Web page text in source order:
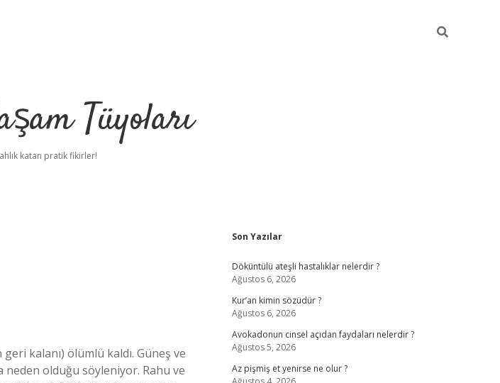
Tüyoları
katan pratik fikirler!
kalanı) ölümlü kaldı. Güneş ve
neden olduğu söyleniyor. Rahu ve
Sidebar
Son Yazılar
Döküntülü ateşli hastalıklar nelerdir ?
Ağustos 6, 2026
Kur’an kimin sözüdür ?
Ağustos 6, 2026
Avokadonun cinsel açıdan faydaları nelerdir ?
Ağustos 5, 2026
Az pişmiş et yenirse ne olur ?